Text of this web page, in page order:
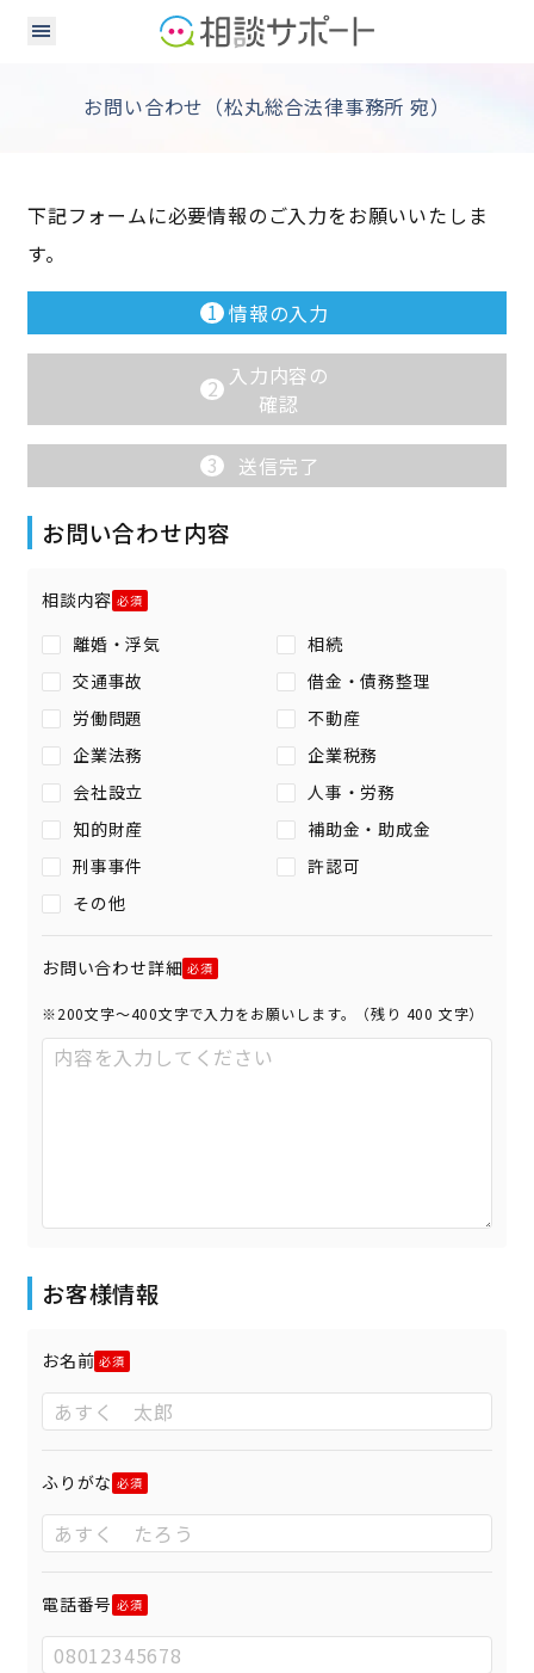
お問い合わせ（松丸総合法律事務所 宛）
下記フォームに必要情報のご入力をお願いいたしま
す。
1 情報の入力
2 入力内容の
確認
3 送信完了
お問い合わせ内容
相談内容
離婚・浮気
相続
交通事故
借金・債務整理
労働問題
不動産
企業法務
企業税務
会社設立
人事・労務
知的財産
補助金・助成金
刑事事件
許認可
その他
お問い合わせ詳細
※200文字〜400文字で入力をお願いします。（残り 400 文字）
お客様情報
お名前
ふりがな
電話番号